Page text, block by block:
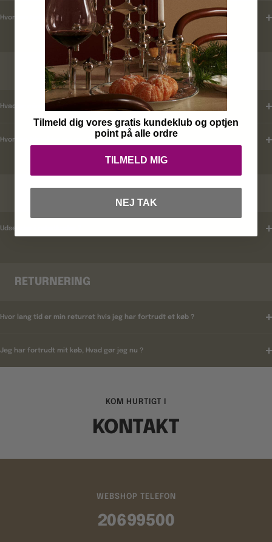
Hvordan tjekker jeg leveringstid ?
KUNDEKLUB
Hvad er mine fordele ?
Hvordan tilmelder jeg mig ?
Udsender i rabatkoder ?
RETURNERING
Hvor lang tid er min returret hvis jeg har fortrudt et køb ?
Jeg har fortrudt mit køb, Hvad gør jeg nu ?
KOM HURTIGT I
KONTAKT
WEBSHOP TELEFON
20699500
Tilmeld dig vores gratis kundeklub og optjen
point på alle ordre
TILMELD MIG
NEJ TAK